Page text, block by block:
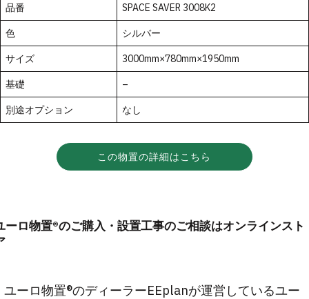
品番 SPACE SAVER 3008K2
色 シルバー
サイズ 3000mm×780mm×1950mm
基礎 –
別途オプション なし
この物置の詳細はこちら
ーロ物置®のご購入・設置工事のご相談はオンラインスト
ユーロ物置®のディーラーEEplanが運営しているユー